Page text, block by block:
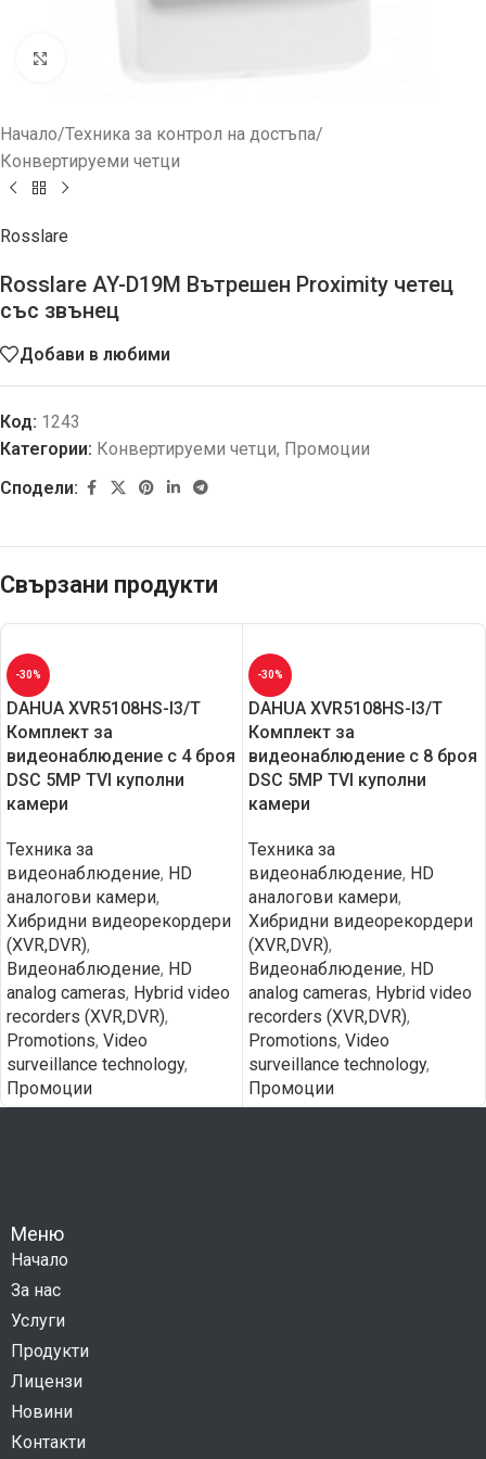
Начало/Техника за контрол на достъпа/
Конвертируеми четци
Rosslare
Rosslare AY-D19M Вътрешен Proximity четец
със звънец
Добави в любими
Код: 1243
Категории: Конвертируеми четци, Промоции
Сподели:
Свързани продукти
-30%
DAHUA XVR5108HS-I3/T
Комплект за
видеонаблюдение с 4 броя
DSC 5MP TVI куполни
камери
Техника за
видеонаблюдение, HD
aналогови камери,
Хибридни видеорекордери
(XVR,DVR),
Видеонаблюдение, HD
analog cameras, Hybrid video
recorders (XVR,DVR),
Promotions, Video
surveillance technology,
Промоции
-30%
DAHUA XVR5108HS-I3/T
Комплект за
видеонаблюдение с 8 броя
DSC 5MP TVI куполни
камери
Техника за
видеонаблюдение, HD
aналогови камери,
Хибридни видеорекордери
(XVR,DVR),
Видеонаблюдение, HD
analog cameras, Hybrid video
recorders (XVR,DVR),
Promotions, Video
surveillance technology,
Промоции
Меню
Начало
За нас
Услуги
Продукти
Лицензи
Новини
Контакти